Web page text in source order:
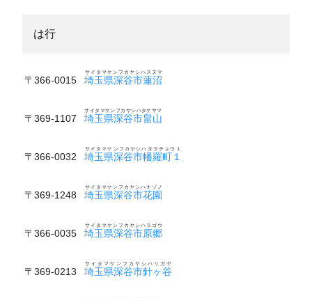
は行
〒366-0015 埼玉県深谷市蓮沼
サイタマケンフカヤシハスヌマ
〒369-1107 埼玉県深谷市畠山
サイタマケンフカヤシハタケヤマ
〒366-0032 埼玉県深谷市幡羅町１
サイタマケンフカヤシハタラチョウ１
〒369-1248 埼玉県深谷市花園
サイタマケンフカヤシハナゾノ
〒366-0035 埼玉県深谷市原郷
サイタマケンフカヤシハラゴウ
〒369-0213 埼玉県深谷市針ヶ谷
サイタマケンフカヤシハリガヤ